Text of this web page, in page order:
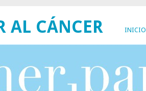
INICIO
AL CÁNCER